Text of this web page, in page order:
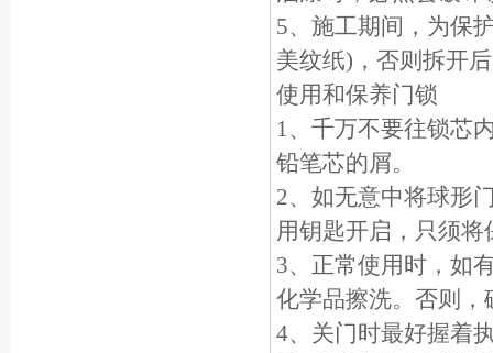
5、施工期间，为保
美纹纸)，否则拆开
使用和保养门锁
1、千万不要往锁芯
铅笔芯的屑。
2、如无意中将球形
用钥匙开启，只须
3、正常使用时，如
化学品擦洗。否则
4、关门时最好握着